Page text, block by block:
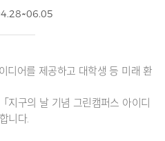
디어를 제공하고 대학생 등 미래 환
지구의 날 기념 그린캠퍼스 아이디
니다.